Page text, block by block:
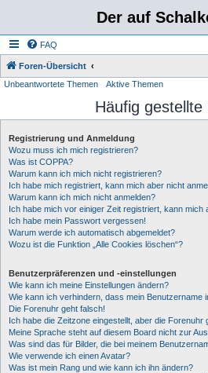
Der auf
FAQ
Foren-Übersicht
Unbeantwortete Themen Aktive Themen
Häufig gestellte
Registrierung und Anmeldung
Wozu muss ich mich registrieren?
Was ist COPPA?
Warum kann ich mich nicht registrieren?
Ich habe mich registriert, kann mich aber nicht
Warum kann ich mich nicht anmelden?
Ich habe mich vor einiger Zeit registriert, kann mich
Ich habe mein Passwort vergessen!
Warum werde ich automatisch abgemeldet?
Wozu ist die Funktion „Alle Cookies löschen“?
Benutzerpräferenzen und -einstellungen
Wie kann ich meine Einstellungen ändern?
Wie kann ich verhindern, dass mein Benutzername
Die Forenuhr geht falsch!
Ich habe die Zeitzone eingestellt, aber die Forenuhr
Meine Sprache steht auf diesem Board nicht zur
Was sind das für Bilder, die bei meinem
Wie verwende ich einen Avatar?
Was ist mein Rang und wie kann ich ihn ändern?